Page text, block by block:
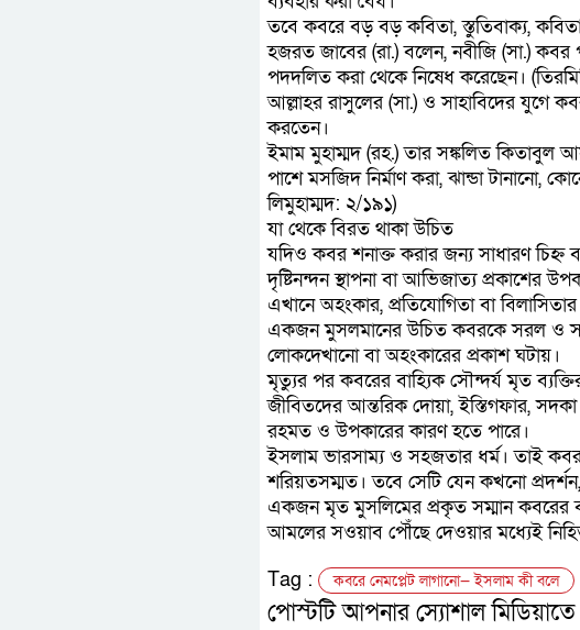
তবে কবরে বড় বড় কবিতা, স্তুতিবাক্য,
হজরত জাবের (রা.) বলেন, নবীজি (সা.) কবর
পদদলিত করা থেকে নিষেধ করেছেন।
আল্লাহর রাসুলের (সা.) ও সাহাবিদের যুগে
করতেন।
ইমাম মুহাম্মদ (রহ.) তার সঙ্কলিত কিতাবুল
পাশে মসজিদ নির্মাণ করা, ঝান্ডা
লিমুহাম্মদ: ২/১৯১)
যা থেকে বিরত থাকা উচিত
যদিও কবর শনাক্ত করার জন্য সাধারণ
দৃষ্টিনন্দন স্থাপনা বা আভিজাত্য প্রকাশের
এখানে অহংকার, প্রতিযোগিতা বা
একজন মুসলমানের উচিত কবরকে সরল ও
লোকদেখানো বা অহংকারের প্রকাশ ঘটায়।
মৃত্যুর পর কবরের বাহ্যিক সৌন্দর্য মৃত
জীবিতদের আন্তরিক দোয়া, ইস্তিগফার,
রহমত ও উপকারের কারণ হতে পারে।
ইসলাম ভারসাম্য ও সহজতার ধর্ম। তাই
শরিয়তসম্মত। তবে সেটি যেন কখনো
একজন মৃত মুসলিমের প্রকৃত সম্মান কবরের
আমলের সওয়াব পৌঁছে দেওয়ার মধ্যেই
Tag :
কবরে নেমপ্লেট লাগানো— ইসলাম কী বলে
পোস্টটি আপনার স্যোশাল